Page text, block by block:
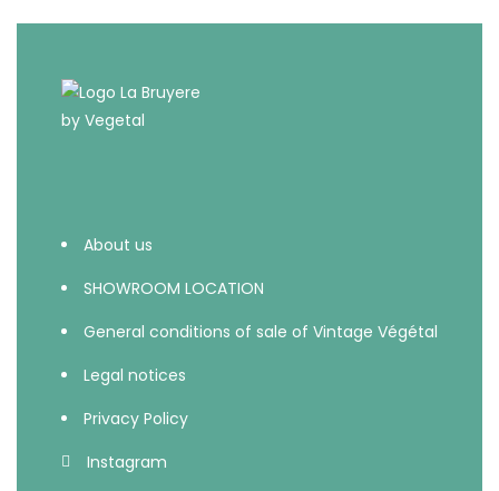
About us
SHOWROOM LOCATION
General conditions of sale of Vintage Végétal
Legal notices
Privacy Policy
Instagram